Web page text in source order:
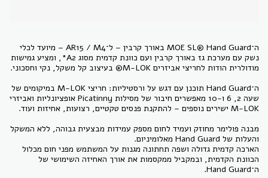
ה־MOE SL® Hand Guard באורך קרבין – ל־AR15 / M4 – מיועד לכלי
נשק עם מערכת גז באורך קרבין ועם כוונת קדמית מסוג A2*, ומציע גמישות
ה־Hand Guard תוכנן עם דגש על ורסטיליות: חריצי M-LOK במיקומים של
שעה 2, 6 ו-10 מאפשרים חיבור של מסילות Picatinny אופציונליות ואביזרי
מבנה פולימר מחוזק ועמיד לחום מספק עמידות מבצעית גבוהה, ללא המשקל
הארכה קדמית גדולה ושפה תחתונה מגנות על המשתמש מפני חום מכלול
הכוונת הקדמית, ובמקביל ממקסמות את אורך האחיזה השימושי של